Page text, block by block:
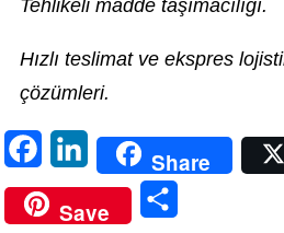
Tehlikeli madde taşımacılığı.
Hızlı teslimat ve ekspres
çözümleri.
a
c
i
n
Share
Save